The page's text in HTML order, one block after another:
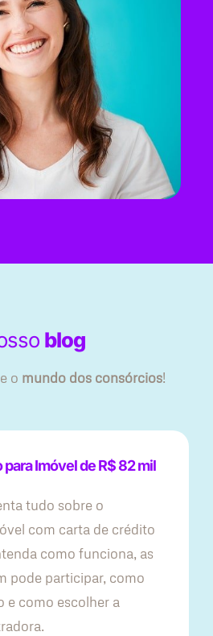
blog
o mundo dos consórcios!
Imóvel de R$ 82 mil
tudo sobre o
com carta de crédito
como funciona, as
pode participar, como
e como escolher a